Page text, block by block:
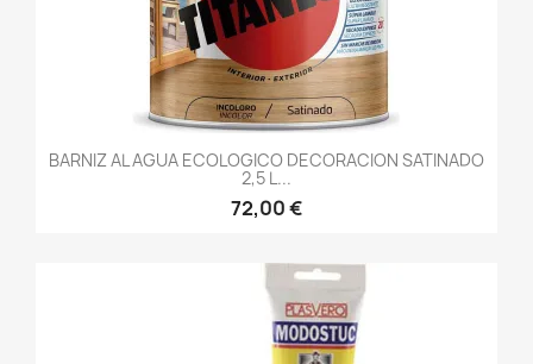
BARNIZ AL AGUA ECOLOGICO DECORACION SATINADO
2,5 L...
72,00 €